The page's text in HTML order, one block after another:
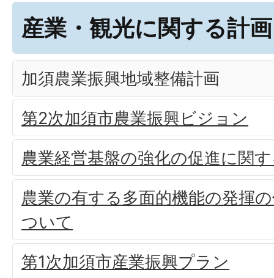
産業・観光に関する計画
加須農業振興地域整備計画
第2次加須市農業振興ビジョン
農業経営基盤の強化の促進に関
農業の有する多面的機能の発揮
ついて
第1次加須市産業振興プラン